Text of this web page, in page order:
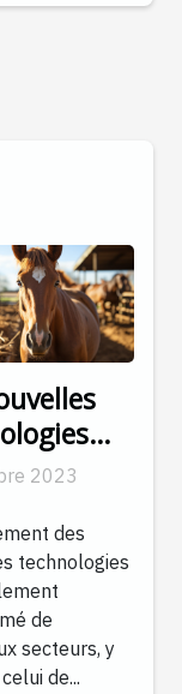
de
2023
des
technologies
de
secteurs, y
de...